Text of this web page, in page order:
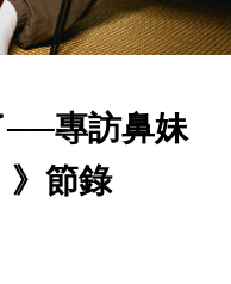
──專訪鼻妹
》節錄